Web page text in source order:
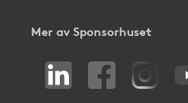
Mer av Sponsorhuset